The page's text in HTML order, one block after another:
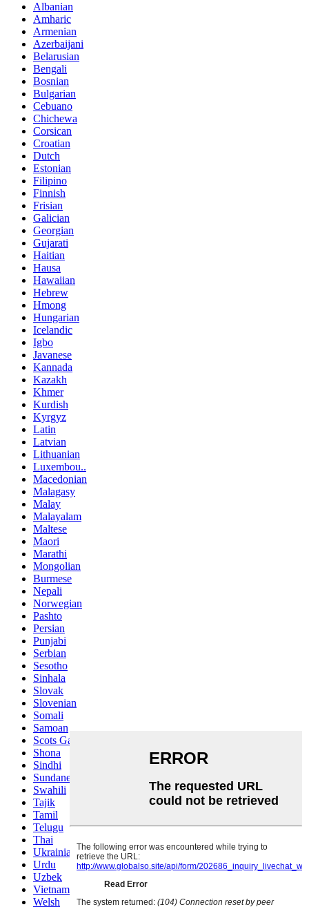
Albanian
Amharic
Armenian
Azerbaijani
Belarusian
Bengali
Bosnian
Bulgarian
Cebuano
Chichewa
Corsican
Croatian
Dutch
Estonian
Filipino
Finnish
Frisian
Galician
Georgian
Gujarati
Haitian
Hausa
Hawaiian
Hebrew
Hmong
Hungarian
Icelandic
Igbo
Javanese
Kannada
Kazakh
Khmer
Kurdish
Kyrgyz
Latin
Latvian
Lithuanian
Luxembou..
Macedonian
Malagasy
Malay
Malayalam
Maltese
Maori
Marathi
Mongolian
Burmese
Nepali
Norwegian
Pashto
Persian
Punjabi
Serbian
Sesotho
Sinhala
Slovak
Slovenian
Somali
Samoan
Scots Gaelic
Shona
Sindhi
Sundanese
Swahili
Tajik
Tamil
Telugu
Thai
Ukrainian
Urdu
Uzbek
Vietnamese
Welsh